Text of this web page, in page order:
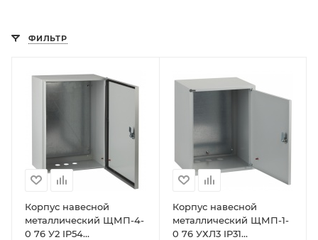
ФИЛЬТР
Корпус навесной
металлический ЩМП-4-
0 76 У2 IP54
Корпус навесной
металлический ЩМП-1-
0 76 УХЛ3 IP31